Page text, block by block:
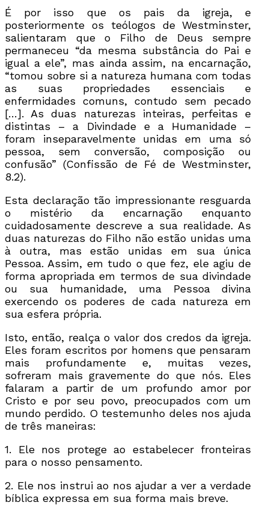
É por isso que os pais da igreja, e
posteriormente os teólogos de Westminster,
salientaram que o Filho de Deus sempre
permaneceu “da mesma substância do Pai e
igual a ele”, mas ainda assim, na encarnação,
“tomou sobre si a natureza humana com todas
as suas propriedades essenciais e
enfermidades comuns, contudo sem pecado
[…]. As duas naturezas inteiras, perfeitas e
distintas – a Divindade e a Humanidade –
foram inseparavelmente unidas em uma só
pessoa, sem conversão, composição ou
confusão” (Confissão de Fé de Westminster,
8.2).
Esta declaração tão impressionante resguarda
o mistério da encarnação enquanto
cuidadosamente descreve a sua realidade. As
duas naturezas do Filho não estão unidas uma
à outra, mas estão unidas em sua única
Pessoa. Assim, em tudo o que fez, ele agiu de
forma apropriada em termos de sua divindade
ou sua humanidade, uma Pessoa divina
exercendo os poderes de cada natureza em
sua esfera própria.
Isto, então, realça o valor dos credos da igreja.
Eles foram escritos por homens que pensaram
mais profundamente e, muitas vezes,
sofreram mais gravemente do que nós. Eles
falaram a partir de um profundo amor por
Cristo e por seu povo, preocupados com um
mundo perdido. O testemunho deles nos ajuda
de três maneiras:
1. Ele nos protege ao estabelecer fronteiras
para o nosso pensamento.
2. Ele nos instrui ao nos ajudar a ver a verdade
bíblica expressa em sua forma mais breve.